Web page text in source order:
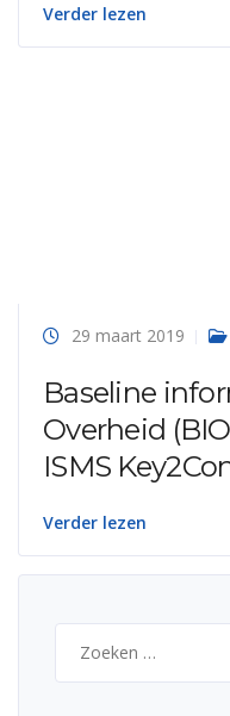
Verder lezen
29 maart 2019
Baseline
Overheid
ISMS
Verder lezen
naar: